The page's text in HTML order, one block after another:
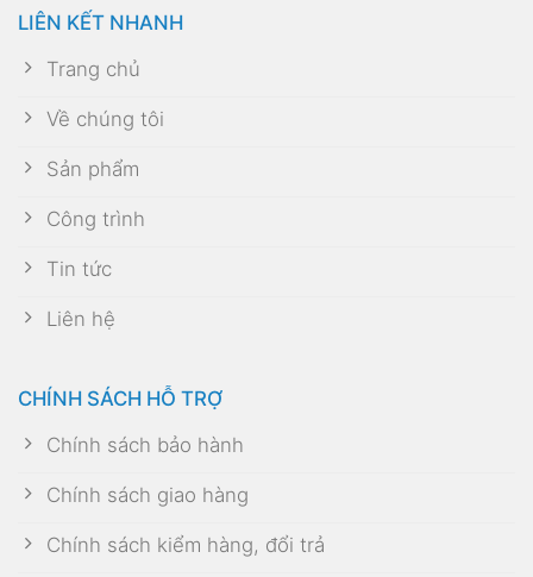
LIÊN KẾT NHANH
Trang chủ
Về chúng tôi
Sản phẩm
Công trình
Tin tức
Liên hệ
CHÍNH SÁCH HỖ TRỢ
Chính sách bảo hành
Chính sách giao hàng
Chính sách kiểm hàng, đổi trả